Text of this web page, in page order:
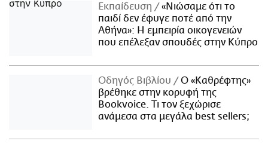
Εκπαίδευση
«Νιώσαμε ότι το
παιδί δεν έφυγε ποτέ από την
Αθήνα»: Η εμπειρία οικογενειών
που επέλεξαν σπουδές στην Κύπρο
Οδηγός Βιβλίου
Ο «Καθρέφτης»
βρέθηκε στην κορυφή της
Bookvoice. Τι τον ξεχώρισε
ανάμεσα στα μεγάλα best sellers;